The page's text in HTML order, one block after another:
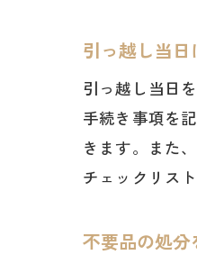
引っ越し当
引っ越し当日
手続き事項を
きます。また
チェックリス
不要品の処